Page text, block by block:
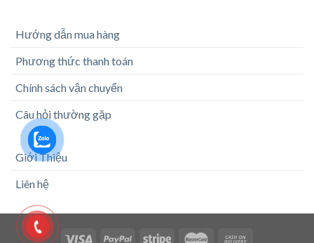
Hướng dẫn mua hàng
Phương thức thanh toán
Chính sách vận chuyển
Câu hỏi thường gặp
Giới Thiệu
Liên hệ